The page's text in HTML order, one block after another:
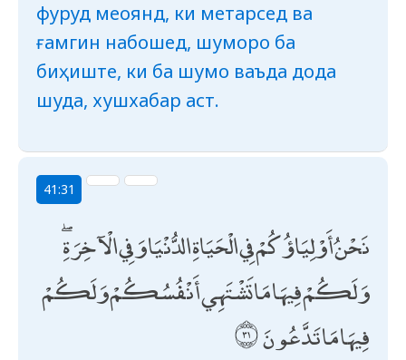
фуруд меоянд, ки метарсед ва
ғамгин набошед, шуморо ба
биҳиште, ки ба шумо ваъда дода
шуда, хушхабар аст.
41:31
نَحْنُ أَوْلِيَاؤُكُمْ فِي الْحَيَاةِ الدُّنْيَا وَفِي الْآخِرَةِ ۖ
وَلَكُمْ فِيهَا مَا تَشْتَهِي أَنْفُسُكُمْ وَلَكُمْ
فِيهَا مَا تَدَّعُونَ